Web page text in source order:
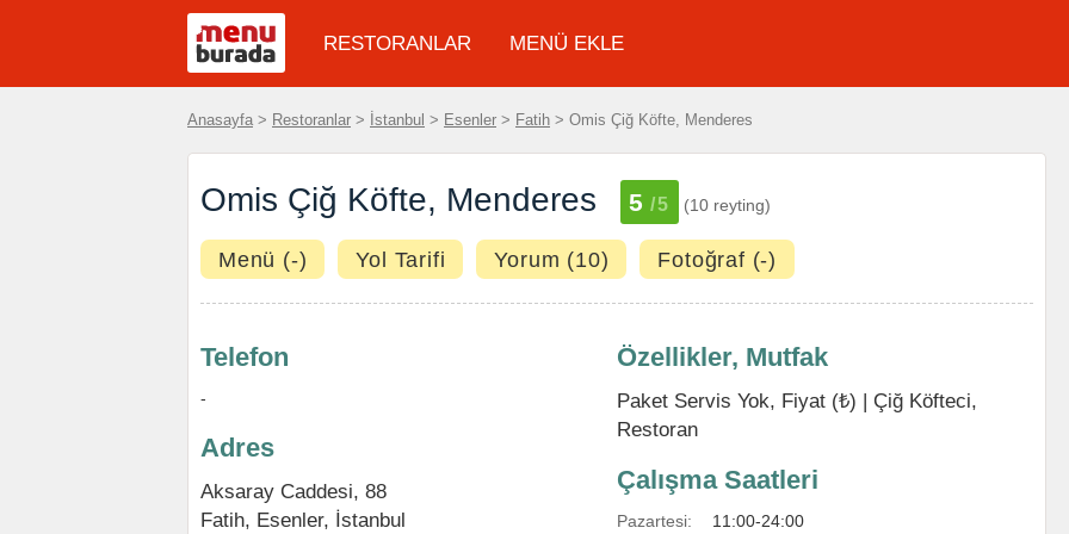
RESTORANLAR MENÜ EKLE
Anasayfa > Restoranlar > İstanbul > Esenler > Fatih > Omis Çiğ Köfte, Menderes
Omis Çiğ Köfte, Menderes 5 /5 (10 reyting)
Menü (-) Yol Tarifi Yorum (10) Fotoğraf (-)
Telefon
-
Adres
Aksaray Caddesi, 88
Fatih, Esenler, İstanbul
Özellikler, Mutfak
Paket Servis Yok, Fiyat (₺) | Çiğ Köfteci,
Restoran
Çalışma Saatleri
Pazartesi:
11:00-24:00